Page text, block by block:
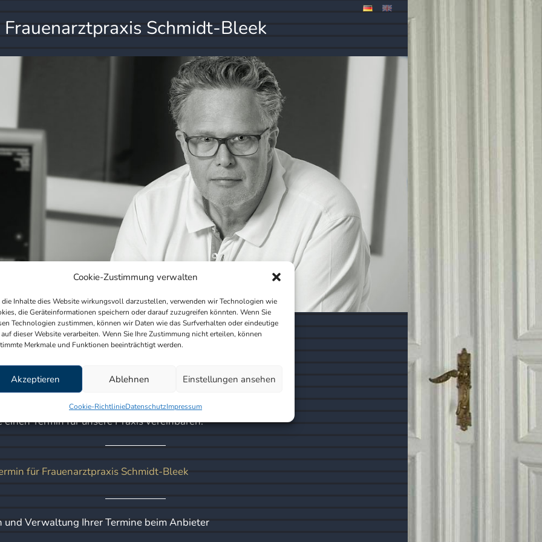
Cookie-Zustimmung verwalten
die Inhalte dies Website wirkungsvoll darzustellen, verwenden wir Technologien wie
die Geräteinformationen speichern oder darauf zuzugreifen könnten. Wenn Sie
Technologien zustimmen, können wir Daten wie das Surfverhalten oder eindeutige
auf dieser Website verarbeiten. Wenn Sie Ihre Zustimmung nicht erteilen, können
Merkmale und Funktionen beeinträchtigt werden.
Akzeptieren Ablehnen Einstellungen ansehen
Cookie-RichtlinieDatenschutzImpressum
Frauenarztpraxis Schmidt-Bleek
FRIEDRICH
SCHMIDT-BLEEK
ÄRZTLICHE
LEISTUNGEN
TEAM KONTAKT
SPRECHZEITEN
BERUFSRECHT
IMPRESSUM
einen Termin für unsere Praxis vereinbaren:
für Frauenarztpraxis Schmidt-Bleek
Verwaltung Ihrer Termine beim Anbieter